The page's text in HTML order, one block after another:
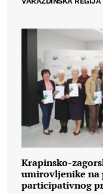
Krapinsko-
umirovljenike na
participativnog